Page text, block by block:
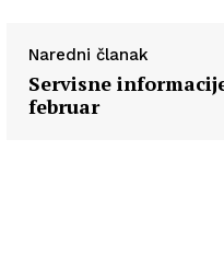
Naredni članak
Servisne
februar